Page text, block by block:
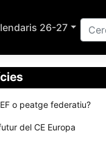
26-27
o peatge federatiu?
del CE Europa